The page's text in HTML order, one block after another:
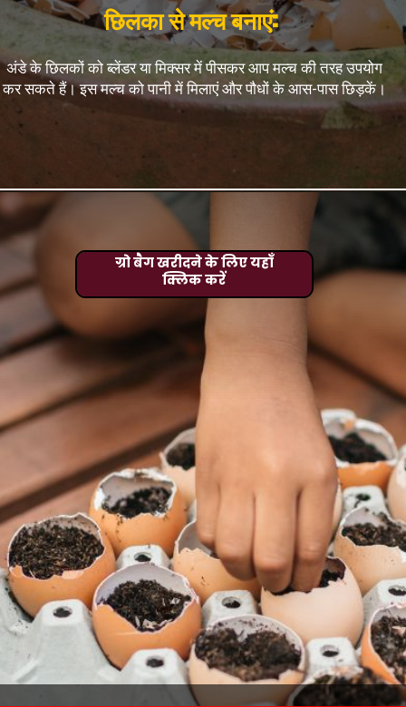
छिलका से मल्च बनाएं:
अंडे के छिलकों को ब्लेंडर या मिक्सर में पीसकर आप मल्च की तरह उपयोग
कर सकते हैं। इस मल्च को पानी में मिलाएं और पौधों के आस-पास छिड़कें।
ग्रो बैग खरीदने के लिए यहाँ
क्लिक करें